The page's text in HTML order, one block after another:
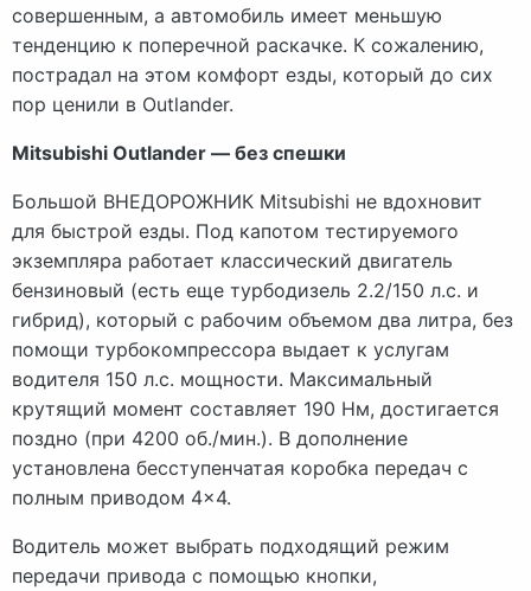
совершенным, а автомобиль имеет меньшую
тенденцию к поперечной раскачке. К сожалению,
пострадал на этом комфорт езды, который до сих
пор ценили в Outlander.
Mitsubishi Outlander — без спешки
Большой ВНЕДОРОЖНИК Mitsubishi не вдохновит
для быстрой езды. Под капотом тестируемого
экземпляра работает классический двигатель
бензиновый (есть еще турбодизель 2.2/150 л.с. и
гибрид), который с рабочим объемом два литра, без
помощи турбокомпрессора выдает к услугам
водителя 150 л.с. мощности. Максимальный
крутящий момент составляет 190 Нм, достигается
поздно (при 4200 об./мин.). В дополнение
установлена бесступенчатая коробка передач с
полным приводом 4×4.
Водитель может выбрать подходящий режим
передачи привода с помощью кнопки,